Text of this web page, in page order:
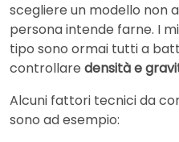
scegliere un modello non
persona intende farne. I
tipo sono ormai tutti a
controllare densità e
Alcuni fattori tecnici da
sono ad esempio: